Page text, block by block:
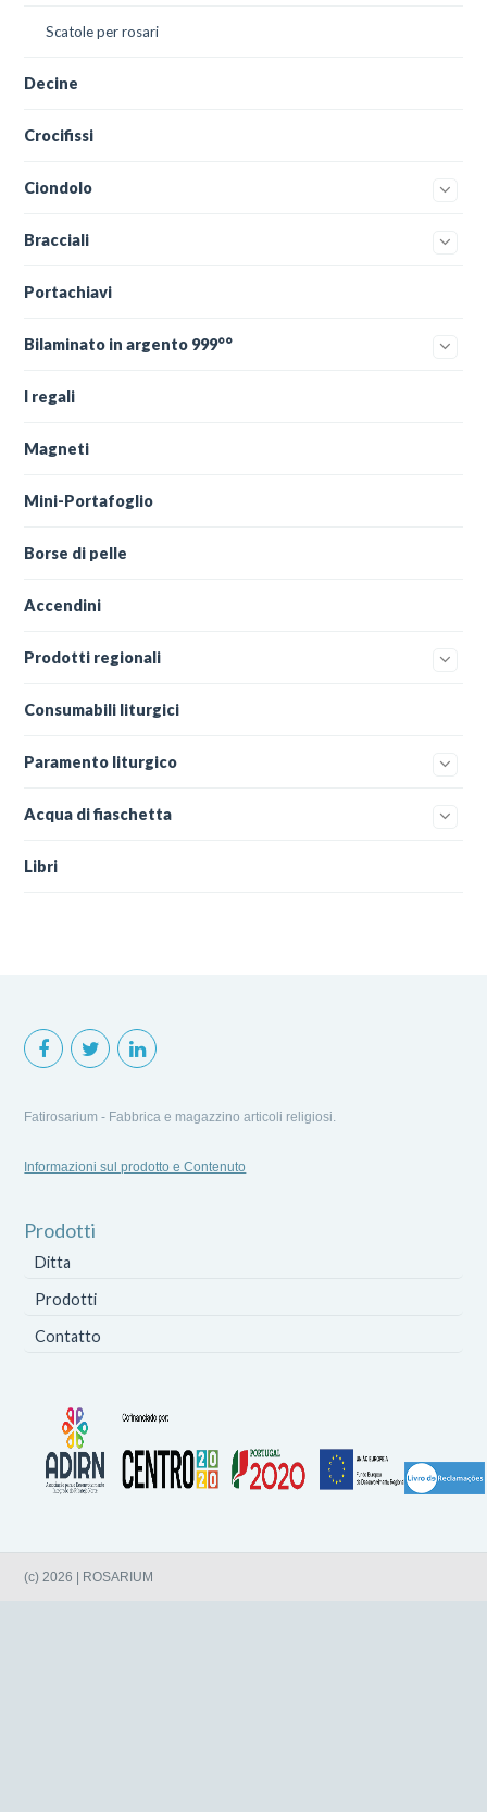
Scatole per rosari
Decine
Crocifissi
Ciondolo
Bracciali
Portachiavi
Bilaminato in argento 999°°
I regali
Magneti
Mini-Portafoglio
Borse di pelle
Accendini
Prodotti regionali
Consumabili liturgici
Paramento liturgico
Acqua di fiaschetta
Libri
Fatirosarium - Fabbrica e magazzino articoli religiosi.
Informazioni sul prodotto e Contenuto
Prodotti
Ditta
Prodotti
Contatto
(c) 2026 | ROSARIUM